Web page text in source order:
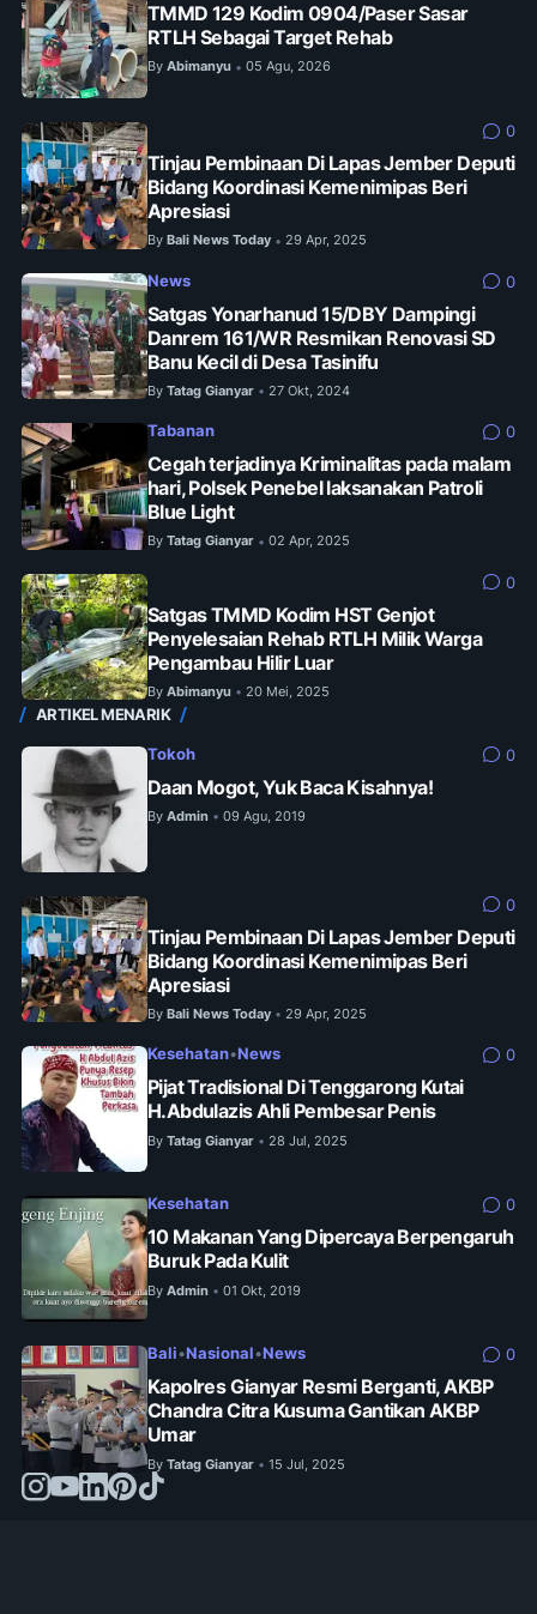
TMMD 129 Kodim 0904/Paser Sasar
RTLH Sebagai Target Rehab
By Abimanyu • 05 Agu, 2026
0
Tinjau Pembinaan Di Lapas Jember Deputi
Bidang Koordinasi Kemenimipas Beri
Apresiasi
By Bali News Today • 29 Apr, 2025
News 0
Satgas Yonarhanud 15/DBY Dampingi
Danrem 161/WR Resmikan Renovasi SD
Banu Kecil di Desa Tasinifu
By Tatag Gianyar • 27 Okt, 2024
Tabanan 0
Cegah terjadinya Kriminalitas pada malam
hari, Polsek Penebel laksanakan Patroli
Blue Light
By Tatag Gianyar • 02 Apr, 2025
0
Satgas TMMD Kodim HST Genjot
Penyelesaian Rehab RTLH Milik Warga
Pengambau Hilir Luar
By Abimanyu • 20 Mei, 2025
ARTIKEL MENARIK
Tokoh 0
Daan Mogot, Yuk Baca Kisahnya!
By Admin • 09 Agu, 2019
0
Tinjau Pembinaan Di Lapas Jember Deputi
Bidang Koordinasi Kemenimipas Beri
Apresiasi
By Bali News Today • 29 Apr, 2025
Kesehatan•News 0
Pijat Tradisional Di Tenggarong Kutai
H.Abdulazis Ahli Pembesar Penis
By Tatag Gianyar • 28 Jul, 2025
Kesehatan 0
10 Makanan Yang Dipercaya Berpengaruh
Buruk Pada Kulit
By Admin • 01 Okt, 2019
Bali•Nasional•News 0
Kapolres Gianyar Resmi Berganti, AKBP
Chandra Citra Kusuma Gantikan AKBP
Umar
By Tatag Gianyar • 15 Jul, 2025